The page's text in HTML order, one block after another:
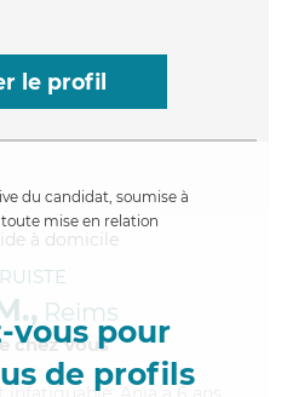
le profil
du candidat, soumise à
mise en relation
vous pour
de profils
Reims
chez Vous